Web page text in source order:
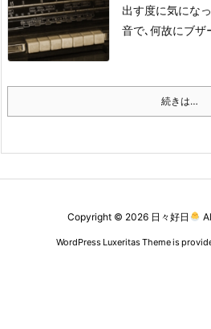
出す度に気にな
音で､何故にブザ
続きは…
Copyright © 2026 日々好日
WordPress Luxeritas Theme is